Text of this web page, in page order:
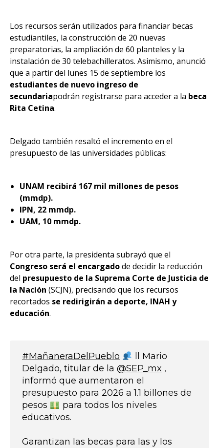
Los recursos serán utilizados para financiar becas
estudiantiles, la construcción de 20 nuevas
preparatorias, la ampliación de 60 planteles y la
instalación de 30 telebachilleratos. Asimismo, anunció
que a partir del lunes 15 de septiembre los
estudiantes de nuevo ingreso de
secundariapodrán registrarse para acceder a la beca
Rita Cetina.
Delgado también resaltó el incremento en el
presupuesto de las universidades públicas:
UNAM recibirá 167 mil millones de pesos
(mmdp).
IPN, 22 mmdp.
UAM, 10 mmdp.
Por otra parte, la presidenta subrayó que el
Congreso será el encargadode decidir la reducción
del presupuesto de la Suprema Corte de Justicia de
la Nación (SCJN), precisando que los recursos
recortados se redirigirán a deporte, INAH y
educación.
#MañaneraDelPueblo
ll Mario
Delgado, titular de la @SEP_mx ,
informó que aumentaron el
presupuesto para 2026 a 1.1 billones de
pesos
para todos los niveles
educativos.
Garantizan las becas para las y los